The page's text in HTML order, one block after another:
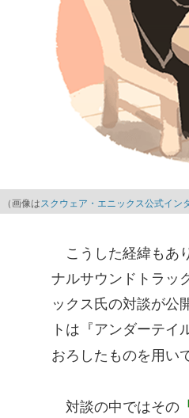
（画像はスクウェア・エニックス公式イン
こうした経緯もあ
ナルサウンドトラッ
ックス氏の対談が公
トは『アンダーテイ
おろしたものを用い
対談の中ではその